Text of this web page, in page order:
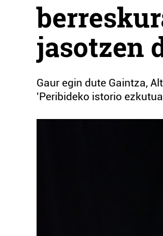
jasotzen
Gaur egin dute Gaintza,
'Peribideko istorio